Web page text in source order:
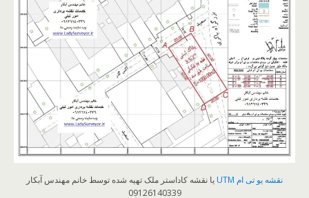
نقشه یو تی ام UTM
یا نقشه کاداستر ملک تهیه شده توسط خانم مهندس آبکار
09126140339